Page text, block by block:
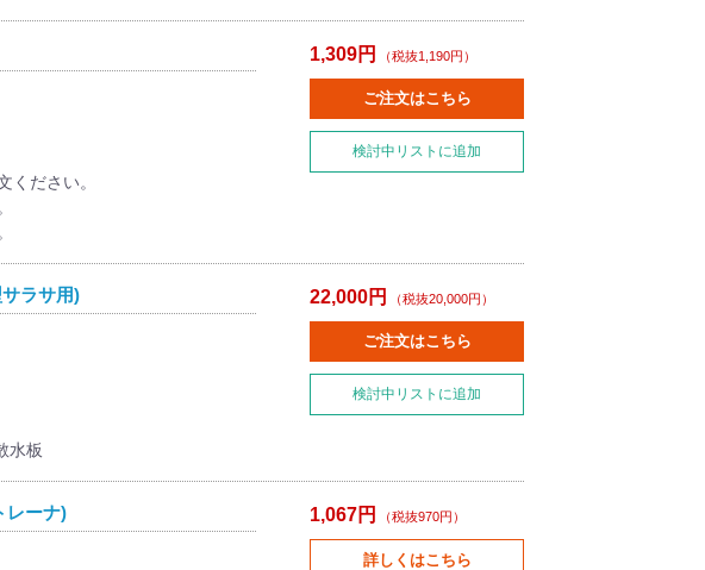
ください。
1,309円 （税抜1,190円）
ご注文はこちら
検討中リストに追加
ラサ用)
水板
22,000円 （税抜20,000円）
ご注文はこちら
検討中リストに追加
レーナ) 1,067円 （税抜970円）
詳しくはこちら